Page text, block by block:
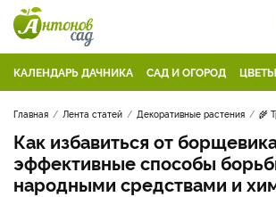
КАЛЕНДАРЬ ДАЧНИКА САД И ОГОРОД
Главная Лента статей Декоративные растения 🌾
Как избавиться от
эффективные способы
народными средствами и